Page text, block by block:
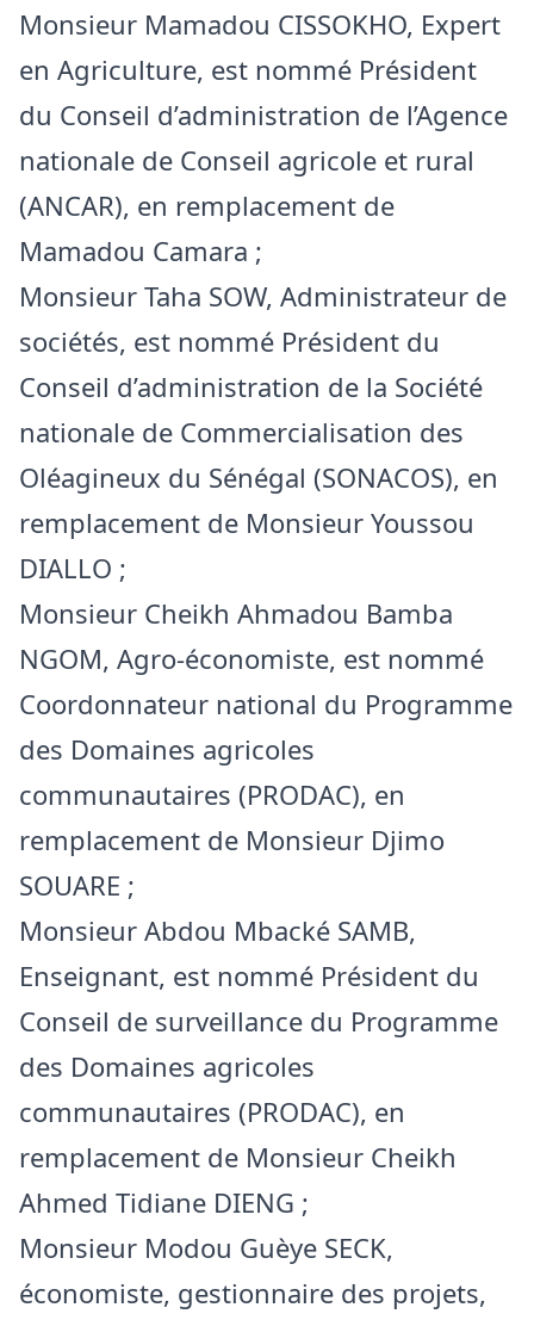
Monsieur Mamadou CISSOKHO, Expert
en Agriculture, est nommé Président
du Conseil d’administration de l’Agence
nationale de Conseil agricole et rural
(ANCAR), en remplacement de
Mamadou Camara ;
Monsieur Taha SOW, Administrateur de
sociétés, est nommé Président du
Conseil d’administration de la Société
nationale de Commercialisation des
Oléagineux du Sénégal (SONACOS), en
remplacement de Monsieur Youssou
DIALLO ;
Monsieur Cheikh Ahmadou Bamba
NGOM, Agro-économiste, est nommé
Coordonnateur national du Programme
des Domaines agricoles
communautaires (PRODAC), en
remplacement de Monsieur Djimo
SOUARE ;
Monsieur Abdou Mbacké SAMB,
Enseignant, est nommé Président du
Conseil de surveillance du Programme
des Domaines agricoles
communautaires (PRODAC), en
remplacement de Monsieur Cheikh
Ahmed Tidiane DIENG ;
Monsieur Modou Guèye SECK,
économiste, gestionnaire des projets,